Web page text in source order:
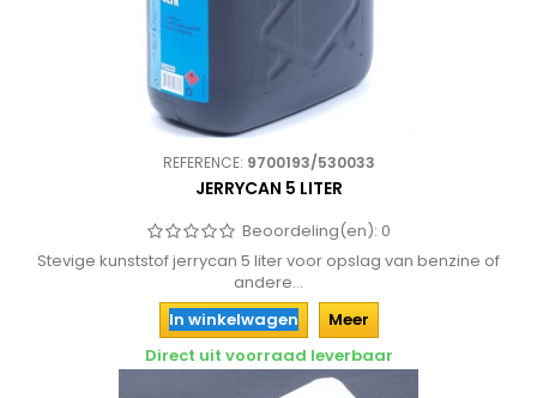
REFERENCE: 9700193/530033
JERRYCAN 5 LITER
Beoordeling(en): 0
Stevige kunststof jerrycan 5 liter voor opslag van benzine of
andere...
In winkelwagen
Meer
Direct uit voorraad leverbaar